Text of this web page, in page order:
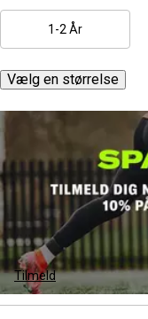
1-2 År
Vælg en størrelse
Tilmeld